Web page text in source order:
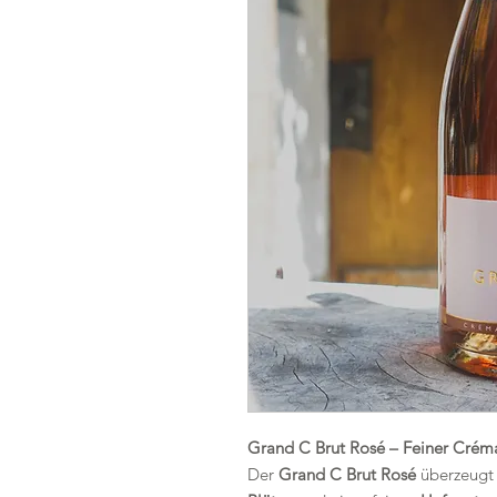
Grand C Brut Rosé – Feiner
Der Grand C Brut Roséüberzeugt